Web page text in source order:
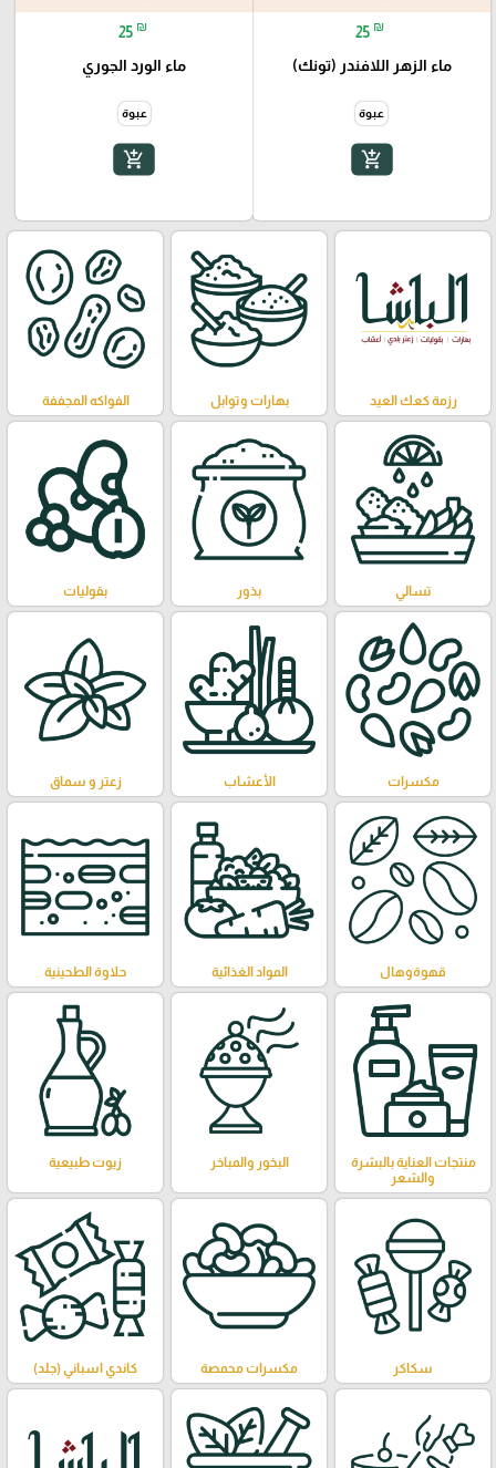
25 ₪
ماء الزهر اللافندر (تونك)
عبوة
add_shopping_cart
25 ₪
ماء الورد الجوري
عبوة
add_shopping_cart
رزمة كعك العيد بهارات وتوابل الفواكه المجففة
تسالي بذور بقوليات
مكسرات الأعشاب زعتر و سماق
قهوةوهال المواد الغذائية حلاوة الطحينية
منتجات العناية بالبشرة
والشعر
البخور والمباخر زيوت طبيعية
سكاكر مكسرات محمصة كاندي اسباني (جلد)